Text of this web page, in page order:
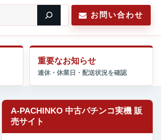
お問い合わせ
重要なお知らせ
A-PACHINKO 中古パチンコ実機 販
売サイト